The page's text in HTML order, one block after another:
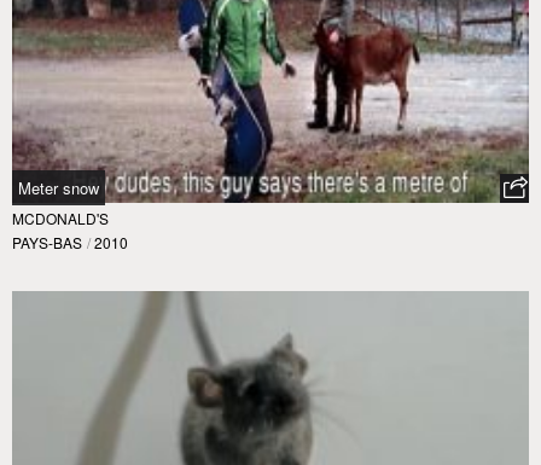
Meter snow
MCDONALD'S
PAYS-BAS / 2010